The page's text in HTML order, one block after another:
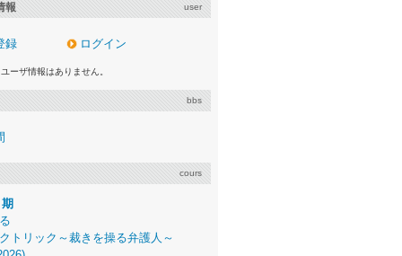
報 user
録 ログイン
ーザ情報はありません。
bbs
cours
トリック～裁きを操る弁護人～